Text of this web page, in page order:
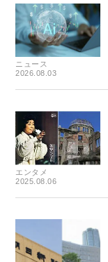
ニュース
2026.08.03
エンタメ
2025.08.06